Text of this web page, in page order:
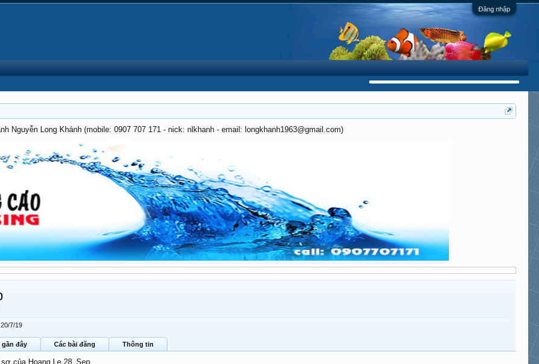
Đăng nhập
Nguyễn Long Khánh (mobile: 0907 707 171 - nick: nlkhanh - email: longkhanh1963@gmail.com)
20/7/19
gần đây Các bài đăng Thông tin
của Hoang Le 28_Sep.